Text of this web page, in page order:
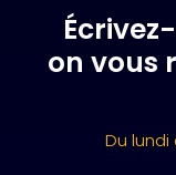
on vous
Du lundi